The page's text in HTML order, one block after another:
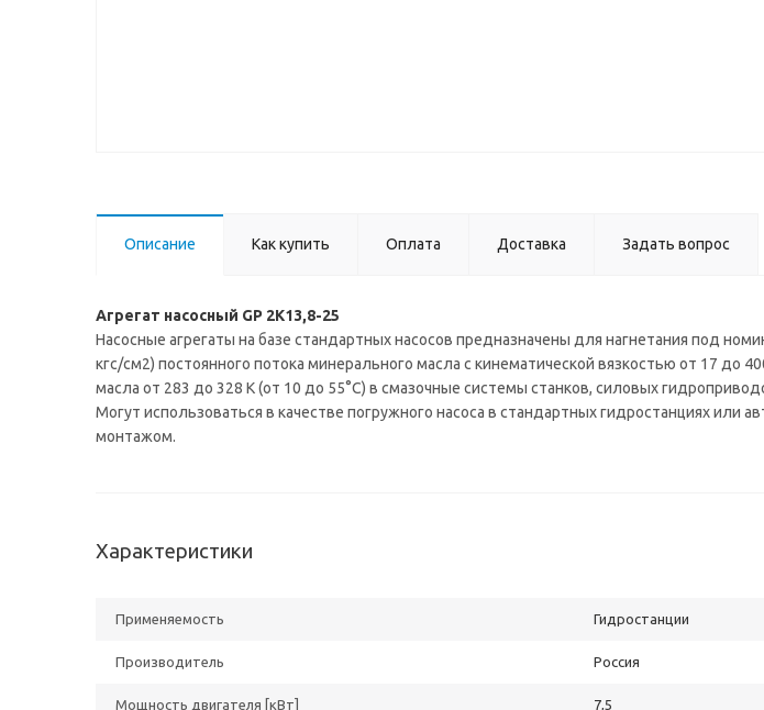
Описание Как купить Оплата Доставка Задать вопрос
Агрегат насосный GP 2K13,8-25
Насосные агрегаты на базе стандартных насосов предназначены для нагнетания под
кгс/см2) постоянного потока минерального масла с кинематической вязкостью от 17 до
масла от 283 до 328 К (от 10 до 55°С) в смазочные системы станков, силовых
Могут использоваться в качестве погружного насоса в стандартных гидростанциях или
монтажом.
Характеристики
Применяемость Гидростанции
Производитель Россия
Мощность двигателя [кВт] 7,5